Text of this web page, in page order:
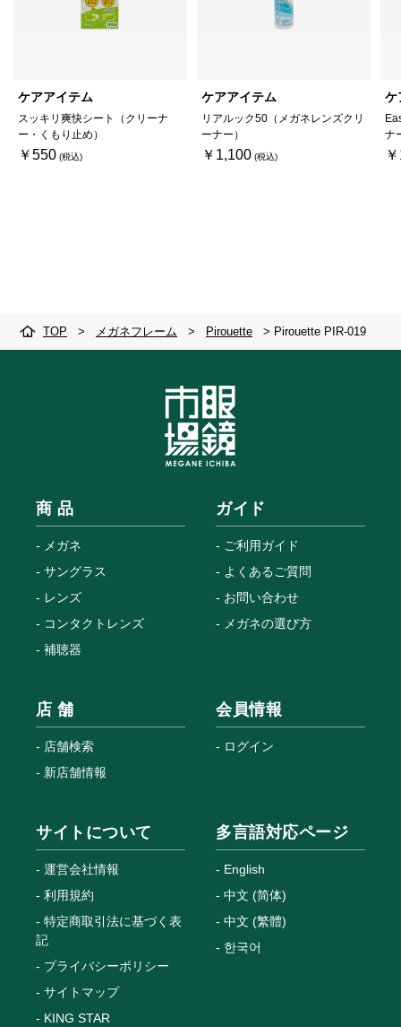
ケアアイテム
スッキリ爽快シート（クリーナ
ー・くもり止め）
￥550
ケアアイテム
リアルック50（メガネレンズクリ
ーナー）
￥1,100
ケ
ナ
TOP > メガネフレーム > Pirouette > Pirouette PIR-019
商 品
メガネ
サングラス
レンズ
コンタクトレンズ
補聴器
ガイド
ご利用ガイド
よくあるご質問
お問い合わせ
メガネの選び方
店 舗
店舗検索
新店舗情報
会員情報
ログイン
サイトについて
運営会社情報
利用規約
特定商取引法に基づく表
記
プライバシーポリシー
サイトマップ
KING STAR
多言語対応ページ
English
中文 (简体)
中文 (繁體)
한국어